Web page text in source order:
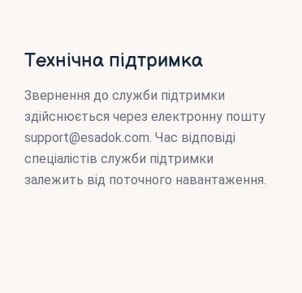
Технічна підтримка
Звернення до служби підтримки
здійснюється через електронну пошту
support@esadok.com . Час відповіді
спеціалістів служби підтримки
залежить від поточного навантаження.